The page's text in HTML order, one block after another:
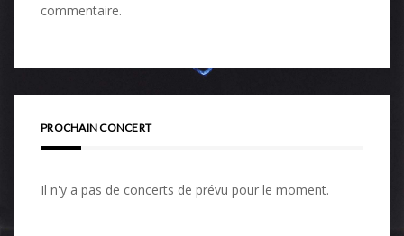
commentaire.
PROCHAIN CONCERT
Il n'y a pas de concerts de prévu pour le moment.